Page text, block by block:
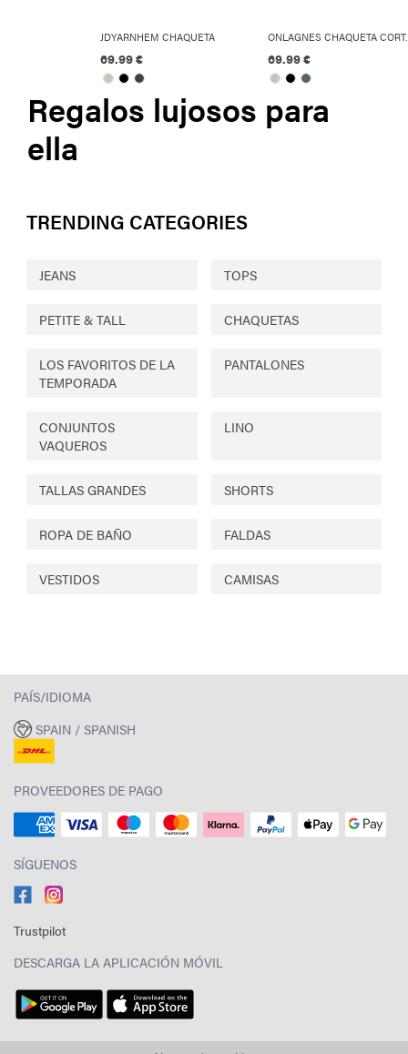
JDYARNHEM CHAQUETA
69.99 € 69.99 €
Regalos lujosos para
ella
TRENDING CATEGORIES
JEANS TOPS
PETITE & TALL CHAQUETAS
LOS FAVORITOS DE LA
TEMPORADA
PANTALONES
CONJUNTOS
VAQUEROS
LINO
TALLAS GRANDES SHORTS
ROPA DE BAÑO FALDAS
VESTIDOS CAMISAS
PAÍS/IDIOMA
SPAIN / SPANISH
PROVEEDORES DE PAGO
SÍGUENOS
Trustpilot
DESCARGA LA APLICACIÓN MÓVIL